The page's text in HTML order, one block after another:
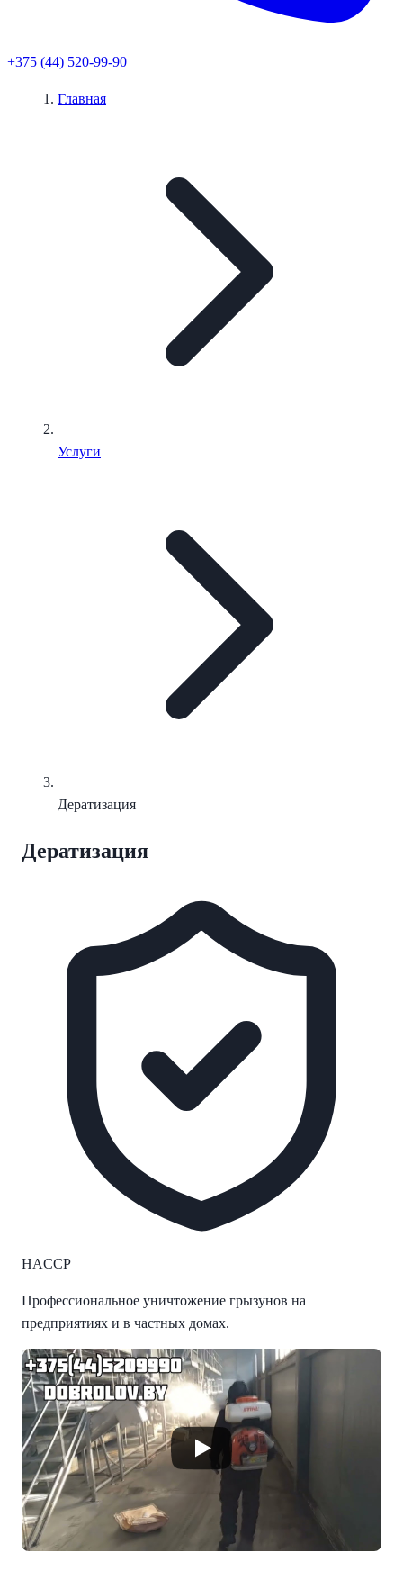
+375 (44) 520-99-90
Главная
Услуги
Дератизация
Дератизация
HACCP
Профессиональное уничтожение грызунов на
предприятиях и в частных домах.